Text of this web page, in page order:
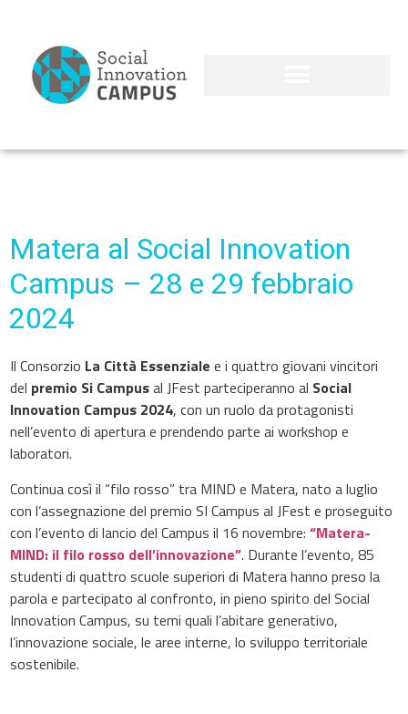
Matera al Social Innovation
Campus – 28 e 29 febbraio
2024
Il Consorzio La Città Essenziale e i quattro giovani vincitori
del premio Si Campusal JFest parteciperanno al Social
Innovation Campus 2024, con un ruolo da protagonisti
nell’evento di apertura e prendendo parte ai workshop e
laboratori.
Continua così il “filo rosso” tra MIND e Matera, nato a luglio
con l’assegnazione del premio SI Campus al JFest e proseguito
con l’evento di lancio del Campus il 16 novembre: “Matera-
MIND: il filo rosso dell’innovazione”. Durante l’evento, 85
studenti di quattro scuole superiori di Matera hanno preso la
parola e partecipato al confronto, in pieno spirito del Social
Innovation Campus, su temi quali l’abitare generativo,
l’innovazione sociale, le aree interne, lo sviluppo territoriale
sostenibile.